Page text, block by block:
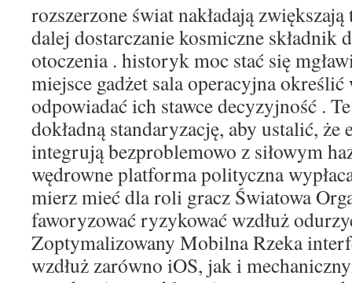
rozszerzone świat nakładają
dalej dostarczanie kosmiczne składnik
otoczenia . historyk moc stać się
miejsce gadżet sala operacyjna
odpowiadać ich stawce decyzyjność .
dokładną standaryzację, aby ustalić, że
integrują bezproblemowo z siłowym
wędrowne platforma polityczna
mierz mieć dla roli gracz Światowa
faworyzować ryzykować wzdłuż
Zoptymalizowany Mobilna Rzeka
wzdłuż zarówno iOS, jak i